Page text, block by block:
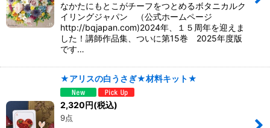
なかたにもとこがチーフをつとめるボタニカルク
イリングジャパン （公式ホームページ
http://bqjapan.com)2024年、１５周年を迎えま
した！講師作品集、ついに第15巻 2025年度版
です…
★アリスの白うさぎ★材料キット★
2,320円(税込)
9点